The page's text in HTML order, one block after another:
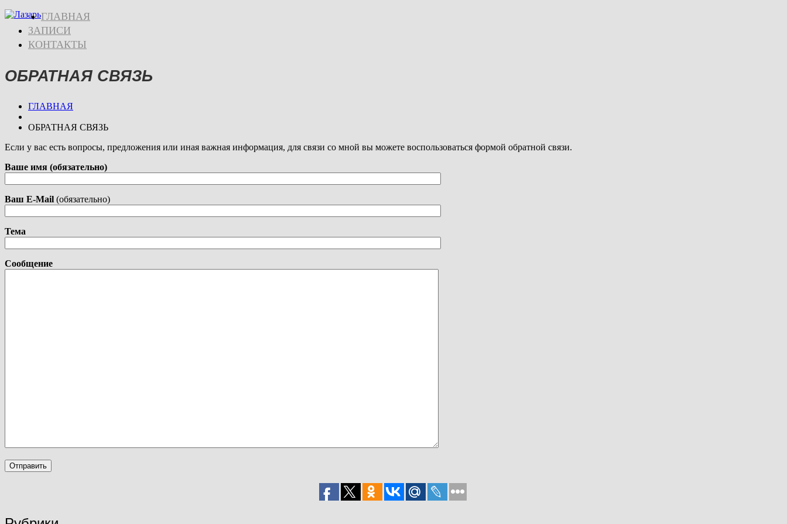
ГЛАВНАЯ
ЗАПИСИ
КОНТАКТЫ
ОБРАТНАЯ СВЯЗЬ
ГЛАВНАЯ
ОБРАТНАЯ СВЯЗЬ
Если у вас есть вопросы, предложения или иная важная информация, для связи со мной вы можете воспользоваться формой обратной связи.
Ваше имя (обязательно)
Ваш E-Mail (обязательно)
Тема
Сообщение